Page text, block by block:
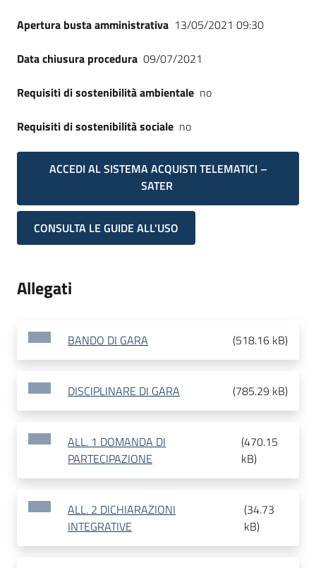
Apertura busta amministrativa 13/05/2021 09:30
Data chiusura procedura 09/07/2021
Requisiti di sostenibilità ambientale no
Requisiti di sostenibilità sociale no
ACCEDI AL SISTEMA ACQUISTI TELEMATICI –
SATER
CONSULTA LE GUIDE ALL'USO
Allegati
BANDO DI GARA (518.16 kB)
DISCIPLINARE DI GARA (785.29 kB)
ALL. 1 DOMANDA DI
PARTECIPAZIONE
(470.15
kB)
ALL. 2 DICHIARAZIONI
INTEGRATIVE
(34.73
kB)